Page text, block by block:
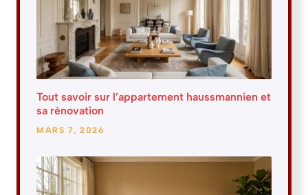
Tout savoir sur l’appartement haussmannien et
sa rénovation
MARS 7, 2026